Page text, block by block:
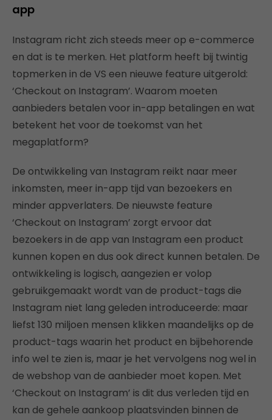
app
Instagram richt zich steeds meer op e-commerce
en dat is te merken. Het platform heeft bij twintig
topmerken in de VS een nieuwe feature uitgerold:
‘Checkout on Instagram’. Waarom moeten
aanbieders betalen voor in-app betalingen en wat
betekent het voor de toekomst van het
megaplatform?
De ontwikkeling van Instagram reikt naar meer
inkomsten, meer in-app tijd van bezoekers en
minder appverlaters. De nieuwste feature
‘Checkout on Instagram’ zorgt ervoor dat
bezoekers in de app van Instagram een product
kunnen kopen en dus ook direct kunnen betalen. De
ontwikkeling is logisch, aangezien er volop
gebruikgemaakt wordt van de product-tags die
Instagram niet lang geleden introduceerde: maar
liefst 130 miljoen mensen klikken maandelijks op de
product-tags waarin het product en bijbehorende
info wel te zien is, maar je het vervolgens nog wel in
de webshop van de aanbieder moet kopen. Met
‘Checkout on Instagram’ is dit dus verleden tijd en
kan de gehele aankoop plaatsvinden binnen de